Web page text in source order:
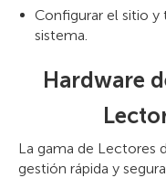
Configurar el sitio
sistema.
Hardware
La gama de Lectores
gestión rápida y